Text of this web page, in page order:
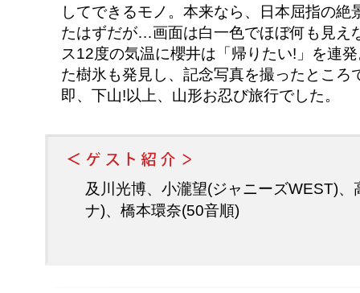
してできるモノ。本来なら、日本屈指の絶
たはずだが…画面は白一色でほぼ何も見え
ス12度の気温に櫻井は「帰りたい!」を連
た樹氷も発見し、記念写真を撮ったところ
即、下山!以上、山形お忍び旅行でした。
及川光博、小瀧望(ジャニーズWEST)、
ナ)、橋本環奈(50音順)